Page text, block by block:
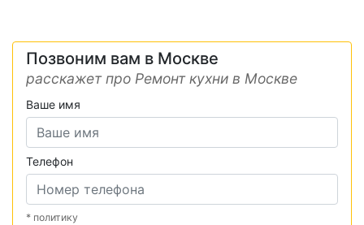
Позвоним вам в Москве
расскажет про Ремонт кухни в Москве
Ваше имя
Телефон
* политику